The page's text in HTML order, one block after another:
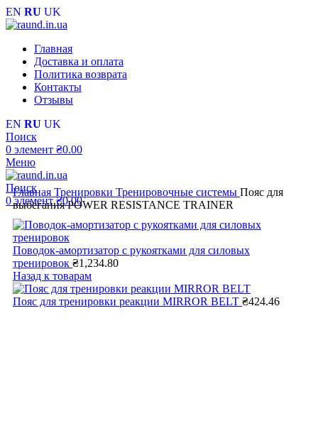
EN RU UK
Главная
Доставка и оплата
Политика возврата
Контакты
Отзывы
EN RU UK
Поиск
0 элемент ₴0.00
Меню
Поиск
0элемент ₴0.00
Главная Тренировки Тренировочные системы Пояс для
выбегания POWER RESISTANCE TRAINER
Поводок-амортизатор с рукоятками для силовых
тренировок ₴1,234.80
Назад к товарам
Пояс для тренировки реакции MIRROR BELT ₴424.46